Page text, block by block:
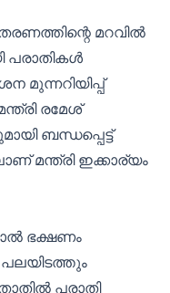
മറവിൽ
പരാതികൾ
മുന്നറിയിപ്പ്
രമേശ്
ബന്ധപ്പെട്ട്
മന്ത്രി ഇക്കാര്യം
ഭക്ഷണം
പരാതി